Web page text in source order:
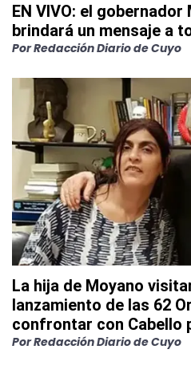
EN VIVO: el
brindará un mensaje a
PorRedacción Diario de Cuyo
La hija de Moyano
lanzamiento de las 62
confrontar con Cabello
PorRedacción Diario de Cuyo